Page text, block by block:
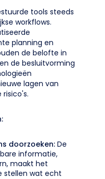
tools steeds
workflows.
planning en
de belofte in
de besluitvorming
lagen van
doorzoeken: De
informatie,
maakt het
stellen wat echt